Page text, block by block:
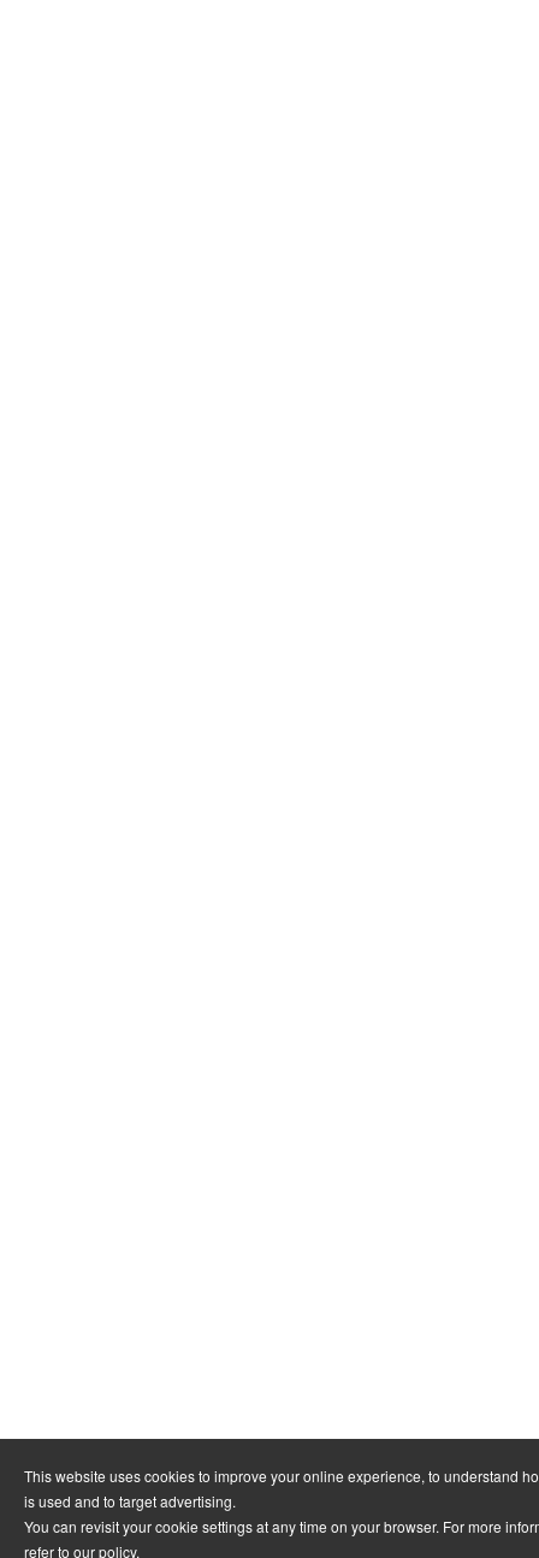
This website uses cookies to improve your online experience, to understand
is used and to target advertising.
You can revisit your cookie settings at any time on your browser. For more
refer to our policy.